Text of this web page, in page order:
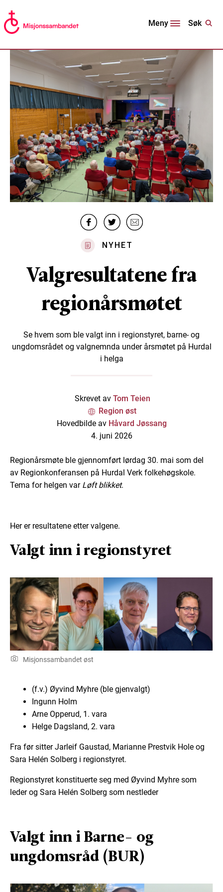
Meny Søk
NYHET
Valgresultatene fra
regionårsmøtet
Se hvem som ble valgt inn i regionstyret, barne- og
ungdomsrådet og valgnemnda under årsmøtet på Hurdal
i helga
Skrevet av Tom Teien
Region øst
Hovedbilde av Håvard Jøssang
4. juni 2026
Regionårsmøte ble gjennomført lørdag 30. mai som del
av Regionkonferansen på Hurdal Verk folkehøgskole.
Tema for helgen var Løft blikket.
Her er resultatene etter valgene.
Valgt inn i regionstyret
Misjonssambandet øst
(f.v.) Øyvind Myhre (ble gjenvalgt)
Ingunn Holm
Arne Opperud, 1. vara
Helge Dagsland, 2. vara
Fra før sitter Jarleif Gaustad, Marianne Prestvik Hole og
Sara Helén Solberg i regionstyret.
Regionstyret konstituerte seg med Øyvind Myhre som
leder og Sara Helén Solberg som nestleder
Valgt inn i Barne- og
ungdomsråd (BUR)